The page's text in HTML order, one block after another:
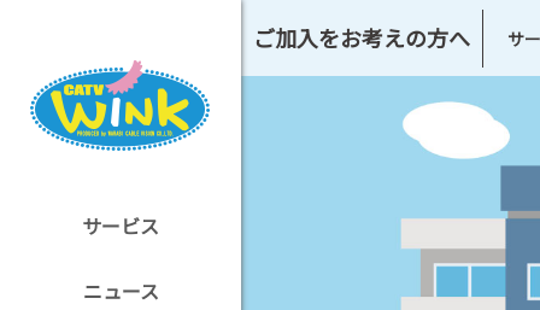
サービス
ニュース
ご加入をお考えの方へ サ